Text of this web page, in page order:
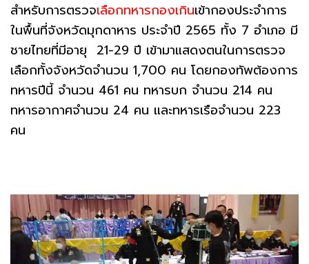
สำหรับการตรวจเลือกทหารกองเกินเข้ากองประจำการ
ในพื้นที่จังหวัดมุกดาหาร ประจำปี 2565 ทั้ง 7 อำเภอ มี
ชายไทยที่มีอายุ 21-29 ปี เข้ามาแสดงตนในการตรวจ
เลือกทั้งจังหวัดจำนวน 1,700 คน โดยกองทัพต้องการ
ทหารปีนี้ จำนวน 461 คน ทหารบก จำนวน 214 คน
ทหารอากาศจำนวน 24 คน และทหารเรือจำนวน 223
คน